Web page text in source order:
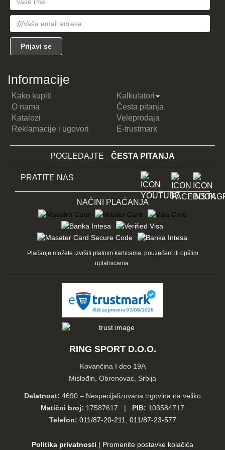
Informacije
Kako kupiti
Kalkulatori
O nama
Česta pitanja
Katalozi
Veleprodaja
Reklamacije i ugovori
E-trustmark
POGLEDAJTE ČESTA PITANJA
PRATITE NAS
NAČINI PLAĆANJA
Plaćanje možete izvršiti platnim karticama, pouzećem ili opštim
uplatnicama.
RING SPORT D.O.O.
Kovančina I deo 19A
Mislođin, Obrenovac, Srbija
Delatnost: 4690 – Nespecijalizovana trgovina na veliko
Matični broj: 17587617 | PIB: 103584717
Telefon: 011/87-20-211 011/87-23-577
Politika privatnosti | Promenite postavke kolačića